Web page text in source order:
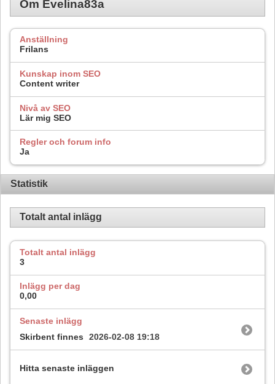
Om Evelina83a
Anställning
Frilans
Kunskap inom SEO
Content writer
Nivå av SEO
Lär mig SEO
Regler och forum info
Ja
Statistik
Totalt antal inlägg
Totalt antal inlägg
3
Inlägg per dag
0,00
Senaste inlägg
Skirbent finnes
2026-02-08 19:18
Hitta senaste inläggen